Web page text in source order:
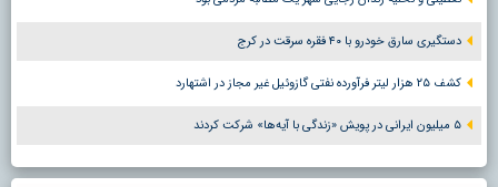
دستگیری سارق خودرو با ۴۰ فقره سرقت در کرج
کشف ۲۵ هزار لیتر فرآورده نفتی گازوئیل غیر مجاز در اشتهارد
۵ میلیون ایرانی در پویش «زندگی با آیه‌ها» شرکت کردند